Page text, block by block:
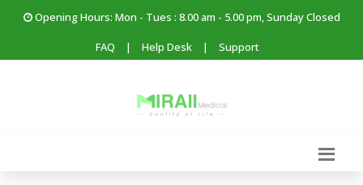
Opening Hours: Mon - Tues : 8.00 am - 5.00 pm, Sunday Closed
FAQ | Help Desk | Support